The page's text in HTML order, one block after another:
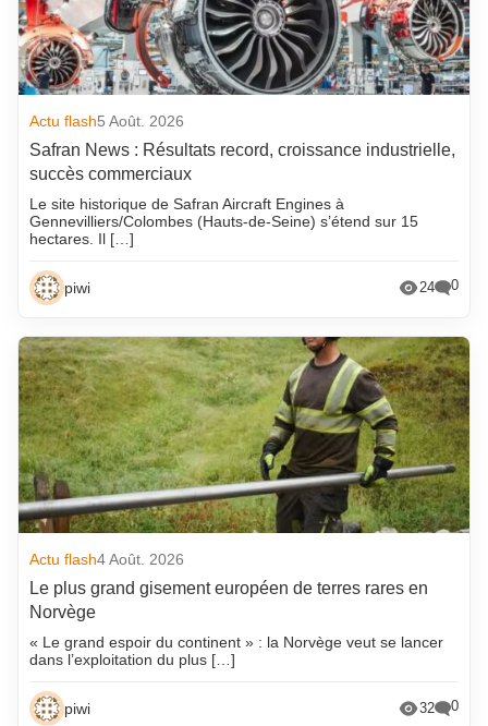
Actu flash5 Août. 2026
Safran News : Résultats record, croissance industrielle,
succès commerciaux
Le site historique de Safran Aircraft Engines à
Gennevilliers/Colombes (Hauts-de-Seine) s’étend sur 15
hectares. Il […]
piwi 24 0
Actu flash4 Août. 2026
Le plus grand gisement européen de terres rares en
Norvège
« Le grand espoir du continent » : la Norvège veut se lancer
dans l’exploitation du plus […]
piwi 32 0